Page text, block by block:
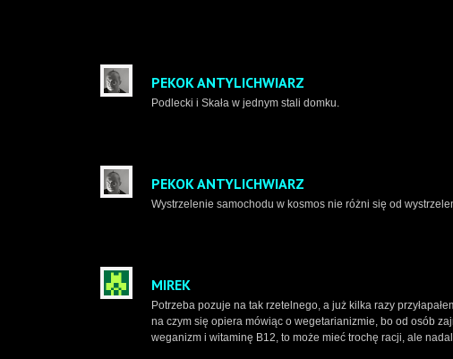
PEKOK ANTYLICHWIARZ
Podlecki i Skała w jednym stali domku.
PEKOK ANTYLICHWIARZ
Wystrzelenie samochodu w kosmos nie różni się od
MIREK
Potrzeba pozuje na tak rzetelnego, a już kilka razy
na czym się opiera mówiąc o wegetarianizmie, bo od osób
weganizm i witaminę B12, to może mieć trochę racji, ale